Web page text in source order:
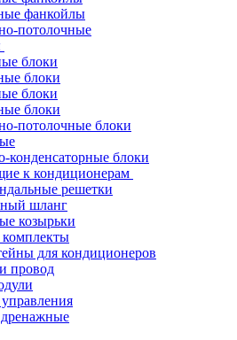
фанкойлы
потолочные
блоки
блоки
блоки
блоки
потолочные блоки
конденсаторные блоки
к кондиционерам
решетки
шланг
козырьки
для кондиционеров
провод